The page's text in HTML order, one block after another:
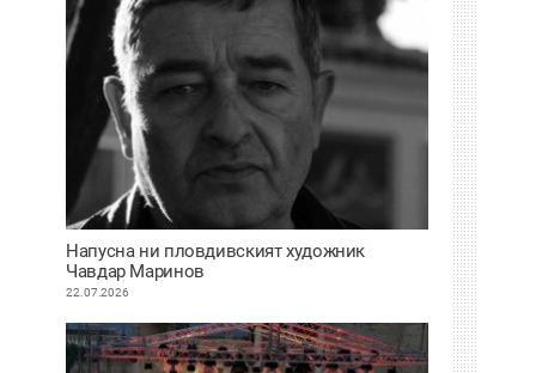
Напусна ни пловдивският художник
Чавдар Маринов
22.07.2026